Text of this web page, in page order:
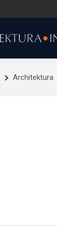
Architektura